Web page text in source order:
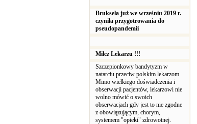
Bruksela już we wrześniu 2019 r.
czyniła przygotrowania do
pseudopandemii
Milcz Lekarzu !!!
Szczepionkowy bandytyzm w
natarciu przeciw polskim lekarzom.
Mimo wielkiego doświadczenia i
obserwacji pacjentów, lekarzowi nie
wolno mówić o swoich
obserwacjach gdy jest to nie zgodne
z obowiązującym, chorym,
systemem "opieki" zdrowotnej.